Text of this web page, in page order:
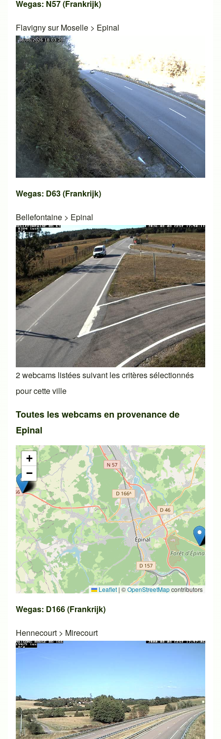
Wegas: N57 (Frankrijk)
Flavigny sur Moselle > Epinal
Wegas: D63 (Frankrijk)
Bellefontaine > Epinal
2 webcams listées suivant les critères sélectionnés
pour cette ville
Toutes les webcams en provenance de
Epinal
+
−
Leaflet | ©OpenStreetMapcontributors
Wegas: D166 (Frankrijk)
Hennecourt > Mirecourt